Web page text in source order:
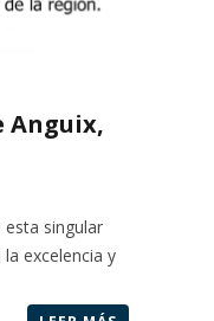
Anguix,
esta singular
excelencia y